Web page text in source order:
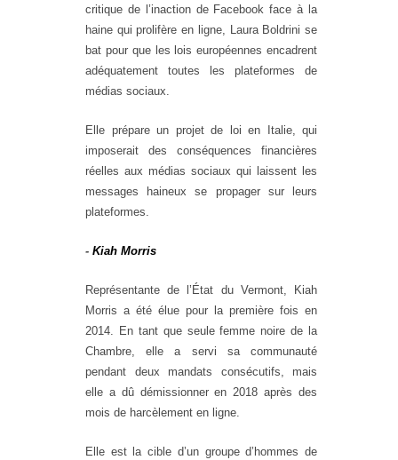
critique de l’inaction de Facebook face à la
haine qui prolifère en ligne, Laura Boldrini se
bat pour que les lois européennes encadrent
adéquatement toutes les plateformes de
médias sociaux.
Elle prépare un projet de loi en Italie, qui
imposerait des conséquences financières
réelles aux médias sociaux qui laissent les
messages haineux se propager sur leurs
plateformes.
- Kiah Morris
Représentante de l’État du Vermont, Kiah
Morris a été élue pour la première fois en
2014. En tant que seule femme noire de la
Chambre, elle a servi sa communauté
pendant deux mandats consécutifs, mais
elle a dû démissionner en 2018 après des
mois de harcèlement en ligne.
Elle est la cible d’un groupe d’hommes de